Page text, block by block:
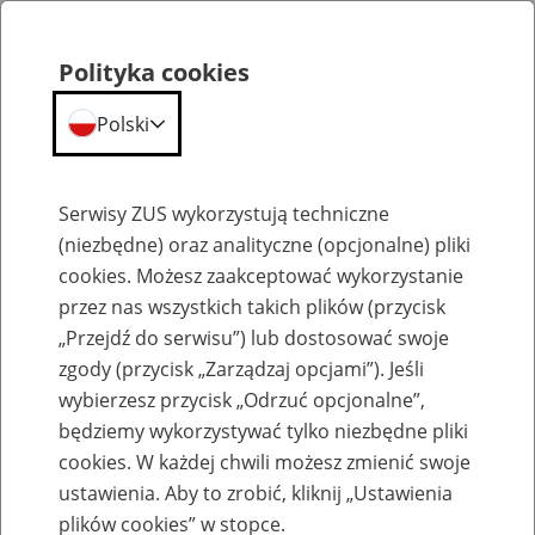
Komunikaty
Komunikaty techniczne
Polityka cookies
Polski
Serwisy ZUS wykorzystują techniczne
(niezbędne) oraz analityczne (opcjonalne) pliki
cookies. Możesz zaakceptować wykorzystanie
przez nas wszystkich takich plików (przycisk
„Przejdź do serwisu”) lub dostosować swoje
zgody (przycisk „Zarządzaj opcjami”). Jeśli
wybierzesz przycisk „Odrzuć opcjonalne”,
będziemy wykorzystywać tylko niezbędne pliki
cookies. W każdej chwili możesz zmienić swoje
ustawienia. Aby to zrobić, kliknij „Ustawienia
plików cookies” w stopce.